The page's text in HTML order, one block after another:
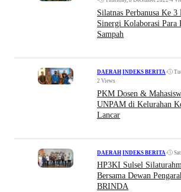
Silatnas Perbanusa Ke
Sinergi Kolaborasi Para
Sampah
DAERAH INDEKS BERITA•
2 Views
PKM Dosen &
UNPAM di Kelurahan
Lancar
DAERAH INDEKS BERITA•
HP3KI Sulsel
Bersama Dewan
BRINDA